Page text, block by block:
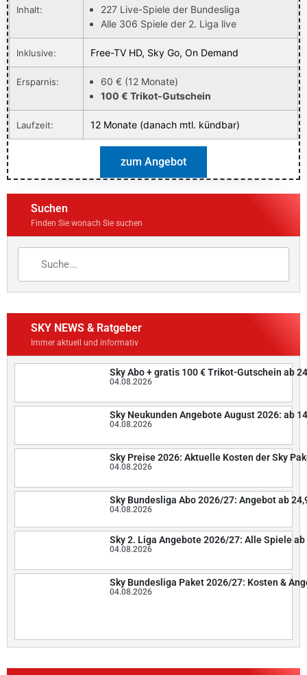
Inhalt:
227 Live-Spiele der Bundesliga
Alle 306 Spiele der 2. Liga live
Inklusive: Free-TV HD, Sky Go, On Demand
Ersparnis:
60 € (12 Monate)
100 € Trikot-Gutschein
Laufzeit: 12 Monate (danach mtl. kündbar)
zum Angebot
Suchen
Finden Sie wonach Sie suchen
SKY NEWS & Ratgeber
Immer aktuell und informativ
Sky Abo + gratis 100 € Trikot-Gutschein ab
04.08.2026
Sky Neukunden Angebote August 2026: ab
04.08.2026
Sky Preise 2026: Aktuelle Kosten der Sky
04.08.2026
Sky Bundesliga Abo 2026/27: Angebot ab
04.08.2026
Sky 2. Liga Angebote 2026/27: Alle Spiele
04.08.2026
Sky Bundesliga Paket 2026/27: Kosten &
04.08.2026